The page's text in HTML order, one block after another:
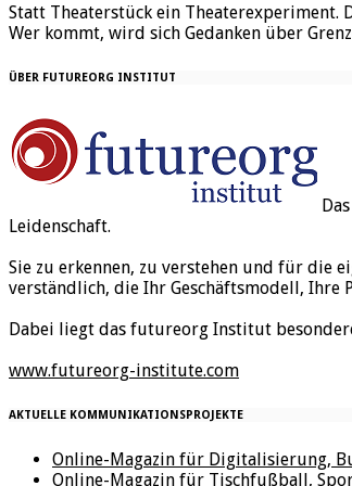
Statt Theaterstück ein Theaterexperiment.
Wer kommt, wird sich Gedanken über
ÜBER FUTUREORG INSTITUT
Das
Leidenschaft.
Sie zu erkennen, zu verstehen und für die
verständlich, die Ihr Geschäftsmodell, Ihre
Dabei liegt das futureorg Institut
www.futureorg-institute.com
AKTUELLE KOMMUNIKATIONSPROJEKTE
Online-Magazin für Digitalisierung,
Online-Magazin für Tischfußball,